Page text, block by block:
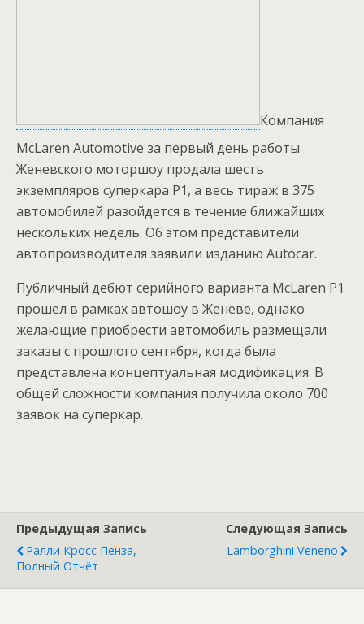
Компания
McLaren Automotive за первый день работы
Женевского моторшоу продала шесть
экземпляров суперкара P1, а весь тираж в 375
автомобилей разойдется в течение ближайших
нескольких недель. Об этом представители
автопроизводителя заявили изданию Autocar.
Публичный дебют серийного варианта McLaren P1
прошел в рамках автошоу в Женеве, однако
желающие приобрести автомобиль размещали
заказы с прошлого сентября, когда была
представлена концептуальная модификация. В
общей сложности компания получила около 700
заявок на суперкар.
Предыдущая Запись
Ралли Кросс Пенза,
Полный Отчёт
Следующая Запись
Lamborghini Veneno